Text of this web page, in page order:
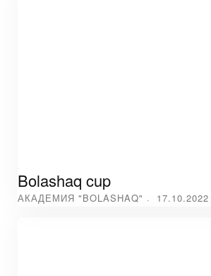
Bolashaq cup
АКАДЕМИЯ "BOLASHAQ" 17.10.2022